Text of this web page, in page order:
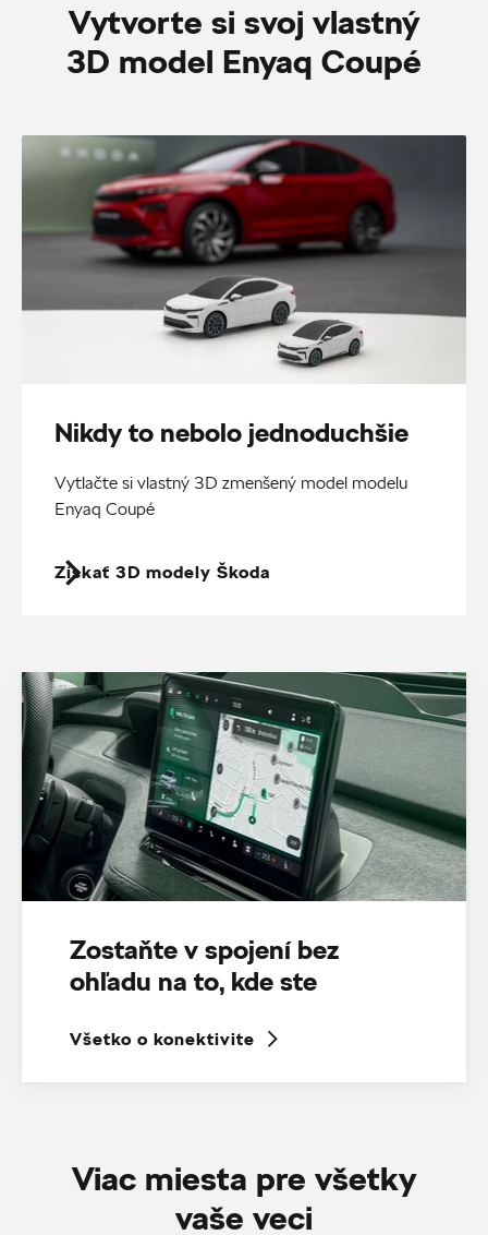
Vytvorte si svoj vlastný
3D model Enyaq Coupé
Nikdy to nebolo jednoduchšie
Vytlačte si vlastný 3D zmenšený model modelu
Enyaq Coupé
Získať 3D modely Škoda
Zostaňte v spojení bez
ohľadu na to, kde ste
Všetko o konektivite
Viac miesta pre všetky
vaše veci